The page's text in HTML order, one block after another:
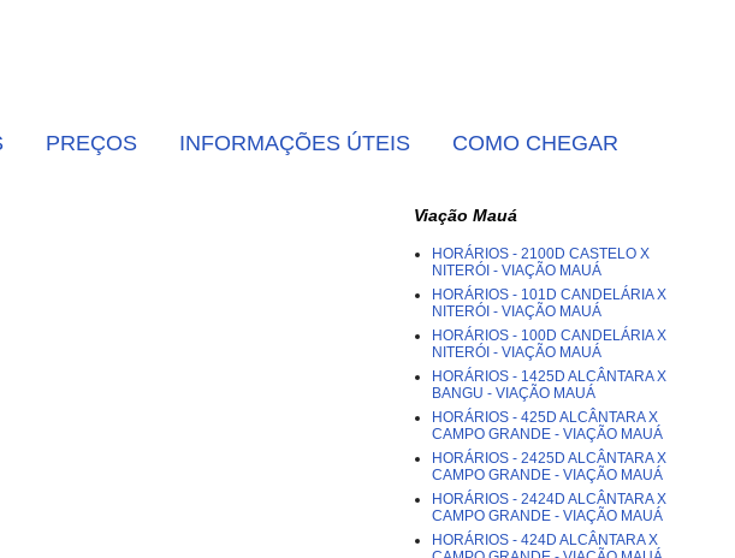
PREÇOS INFORMAÇÕES ÚTEIS COMO CHEGAR
Viação Mauá
HORÁRIOS - 2100D CASTELO X
NITERÓI - VIAÇÃO MAUÁ
HORÁRIOS - 101D CANDELÁRIA X
NITERÓI - VIAÇÃO MAUÁ
HORÁRIOS - 100D CANDELÁRIA X
NITERÓI - VIAÇÃO MAUÁ
HORÁRIOS - 1425D ALCÂNTARA X
BANGU - VIAÇÃO MAUÁ
HORÁRIOS - 425D ALCÂNTARA X
CAMPO GRANDE - VIAÇÃO MAUÁ
HORÁRIOS - 2425D ALCÂNTARA X
CAMPO GRANDE - VIAÇÃO MAUÁ
HORÁRIOS - 2424D ALCÂNTARA X
CAMPO GRANDE - VIAÇÃO MAUÁ
HORÁRIOS - 424D ALCÂNTARA X